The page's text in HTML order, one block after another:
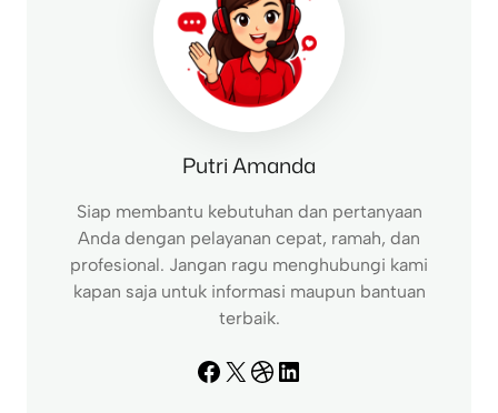
Putri Amanda
Siap membantu kebutuhan dan pertanyaan
Anda dengan pelayanan cepat, ramah, dan
profesional. Jangan ragu menghubungi kami
kapan saja untuk informasi maupun bantuan
terbaik.
Facebook X Dribbble LinkedIn